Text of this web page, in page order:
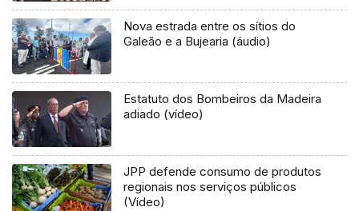
Nova estrada entre os sítios do
Galeão e a Bujearia (áudio)
Estatuto dos Bombeiros da Madeira
adiado (vídeo)
JPP defende consumo de produtos
regionais nos serviços públicos
(Vídeo)